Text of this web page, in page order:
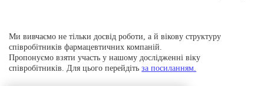
Ми вивчаємо не тільки досвід роботи, а й вікову структуру
співробітників фармацевтичних компаній.
Пропонуємо взяти участь у нашому дослідженні віку
співробітників. Для цього перейдітьза посиланням.